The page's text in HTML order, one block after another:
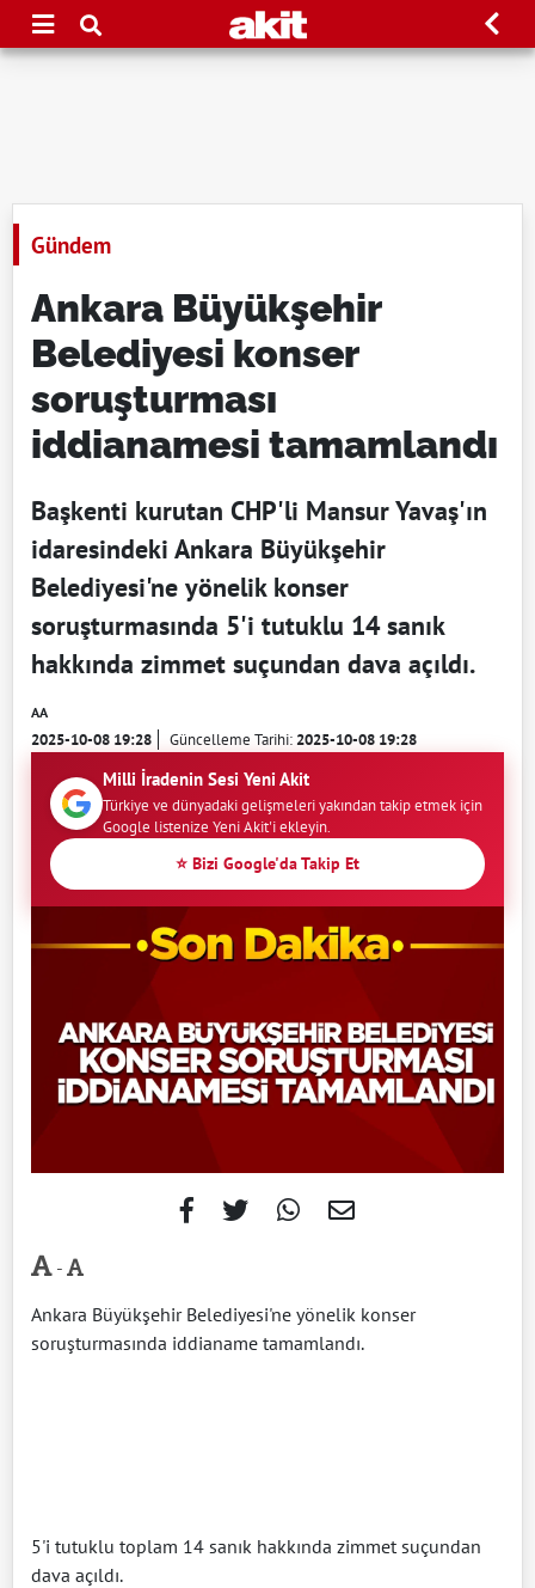
Gündem
Ankara Büyükşehir
Belediyesi konser
soruşturması
iddianamesi tamamlandı
Başkenti kurutan CHP'li Mansur Yavaş'ın
idaresindeki Ankara Büyükşehir
Belediyesi'ne yönelik konser
soruşturmasında 5'i tutuklu 14 sanık
hakkında zimmet suçundan dava açıldı.
AA
2025-10-08 19:28 Güncelleme Tarihi:2025-10-08 19:28
Milli İradenin Sesi Yeni Akit
Türkiye ve dünyadaki gelişmeleri yakından takip etmek için
Google listenize Yeni Akit'i ekleyin.
⭐ Bizi Google'da Takip Et
-
Ankara Büyükşehir Belediyesi'ne yönelik konser
soruşturmasında iddianame tamamlandı.
5'i tutuklu toplam 14 sanık hakkında zimmet suçundan
dava açıldı.